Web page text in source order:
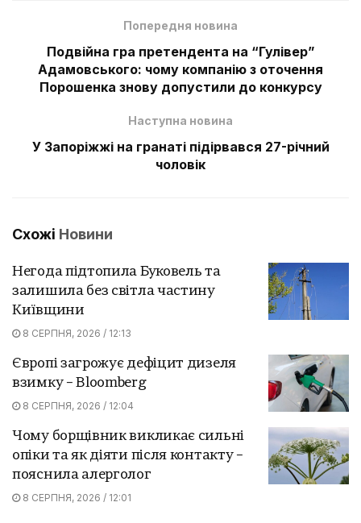
Попередня новина
Подвійна гра претендента на “Гулівер”
Адамовського: чому компанію з оточення
Порошенка знову допустили до конкурсу
Наступна новина
У Запоріжжі на гранаті підірвався 27-річний
чоловік
Схожі Новини
Негода підтопила Буковель та
залишила без світла частину
Київщини
8 СЕРПНЯ, 2026 / 12:13
Європі загрожує дефіцит дизеля
взимку – Bloomberg
8 СЕРПНЯ, 2026 / 12:04
Чому борщівник викликає сильні
опіки та як діяти після контакту –
пояснила алерголог
8 СЕРПНЯ, 2026 / 12:01